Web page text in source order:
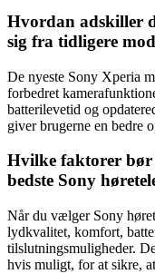
Hvordan adskiller
sig fra tidligere
De nyeste Sony Xperia
forbedret
batterilevetid og
giver brugerne en bedre
Hvilke faktorer bør
bedste Sony
Når du vælger Sony
lydkvalitet, komfort,
tilslutningsmuligheder.
hvis muligt, for at sikre,